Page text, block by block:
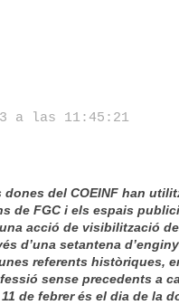
a las 11:45:21
dones del COEINF han
de FGC i els espais
acció de visibilització
d’una setantena
referents històriques,
sense precedents a
de febrer és el dia de la